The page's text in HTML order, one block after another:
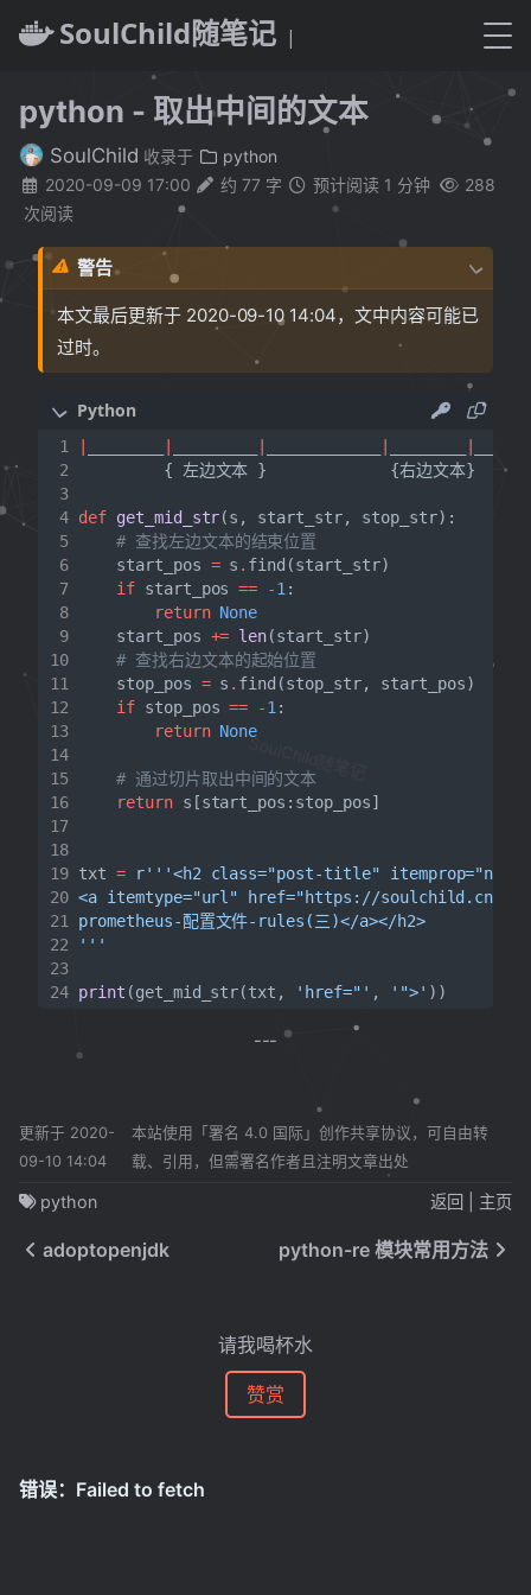
SoulChild随笔记 |
python - 取出中间的文本
SoulChild 收录于
python
2020-09-09 17:00
约 77 字 预计阅读 1 分钟
288
次阅读
警告
本文最后更新于 2020-09-10 14:04，文中内容可能已
过时。
{
左边文本 } {右边文本}
def get_mid_str(s , start_str, stop_str):
# 查找左边文本的结束位置
start_pos = s . find (start_str)
if start_pos == -1 :
return None
start_pos += len(start_str)
# 查找右边文本的起始位置
stop_pos = s . find (stop_str, start_pos)
if stop_pos == -1 :
return None
# 通过切片取出中间的文本
return s [start_pos : stop_pos]
txt = r
prometheus-配置文件-rules(三)</a></h2>
'''
print (get_mid_str(txt , 'href="' , '">' ))
更新于 2020-
09-10 14:04
本站使用「署名 4.0 国际」创作共享协议，可自由转
载、引用，但需署名作者且注明文章出处
python 返回 主页
adoptopenjdk python-re 模块常用方法
请我喝杯水
赞赏
SoulChild随笔记